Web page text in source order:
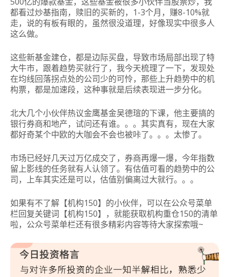
都看过炒基指南，赎旧的买新的，1-3个月，赚8-10%就
走，说的有板有眼的，虽然很没道理，好像现实中很多人
这么做。
这些新基金建仓，都是边际买盘，导致市场局部出现了特
大牛市，跟着趋势买就行了，我今天梳理了一下，发现处
在均线回落拐点处的公司少的可怜，那些上升趋势中的机
构票，都是加速段，这种事就是后续表现进一步分化。
北大几个小伙伴热议金鹰基金吴德瑄的下课，他主要搞的
银行券商和地产，试问还有谁。。。其实真有，现在大家
都好奇某个中欧的大咖会不会也被咔了。。。太惨了。
市场已经好几天过万亿成交了，券商再爆一爆，今年指数
留上影线的任务就有人认领了。有估值可看的趋势中的公
司，上车其实还是可以，估值别偏离过大就行。。。
如果有不了解【机构150】的小伙伴，可以在公众号菜单
栏回复关键词【机构150】，就能获取机构重仓150的清单
啦，公众号菜单栏还有很多精彩内容等待大家探索哦~